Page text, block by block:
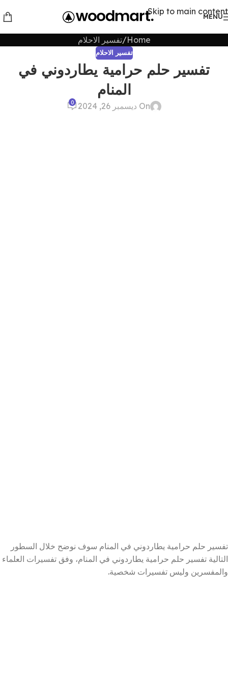
Skip to main content
MENU
Home تفسير الاحلام
تفسير الاحلام
تفسير حلم حرامية يطاردوني في
المنام
On ديسمبر 26, 2024 0
تفسير حلم حرامية يطاردوني في المنام سوف نوضح خلال السطور
التالية تفسير حلم حرامية يطاردوني في المنام، وفق تفسيرات العلماء
والمفسرين وليس تفسيرات شخصية.